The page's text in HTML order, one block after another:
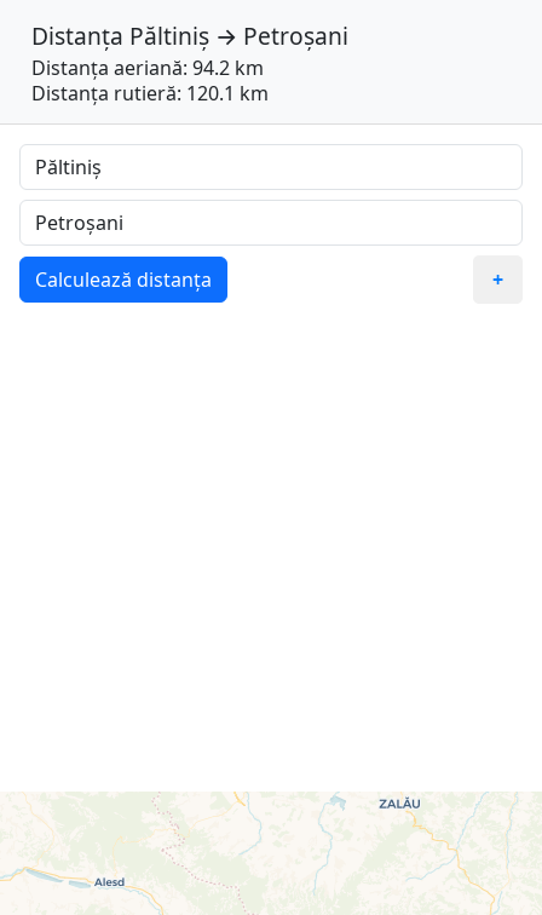
Distanța Păltiniș → Petroșani
Distanța aeriană: 94.2 km
Distanța rutieră: 120.1 km
Calculează distanța +